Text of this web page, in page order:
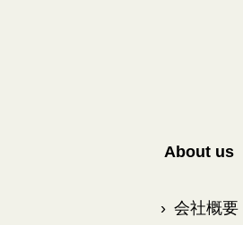
About us
›会社概要